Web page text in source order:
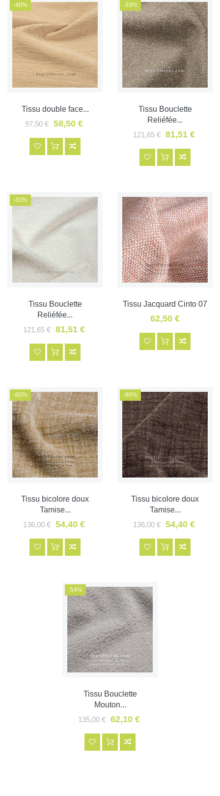
-40%
Tissu double face...
97,50 €
58,50 €
-33%
Tissu Bouclette
Reliéfée...
121,65 €
81,51 €
-33%
Tissu Bouclette
Reliéfée...
121,65 €
81,51 €
Tissu Jacquard Cinto 07
62,50 €
-60%
Tissu bicolore doux
Tamise...
136,00 €
54,40 €
-60%
Tissu bicolore doux
Tamise...
136,00 €
54,40 €
-54%
Tissu Bouclette
Mouton...
135,00 €
62,10 €